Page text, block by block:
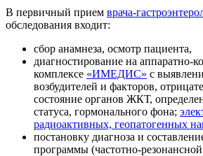
В первичный прием врача-
обследования входит:
сбор анамнеза, осмотр пациента,
диагностирование на аппаратно-
комплексе «ИМЕДИС» с
возбудителей и факторов,
состояние органов ЖКТ,
статуса, гормонального фона;
радиоактивных, геопатогенных
постановку диагноза и
программы (частотно-